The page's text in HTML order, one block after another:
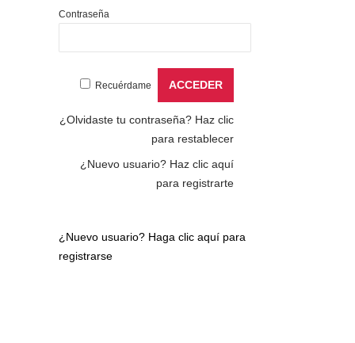
Contraseña
Recuérdame
¿Olvidaste tu contraseña? Haz clic
para restablecer
¿Nuevo usuario? Haz clic aquí
para registrarte
¿Nuevo usuario? Haga clic aquí para
registrarse